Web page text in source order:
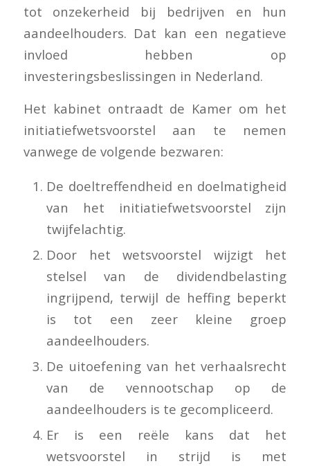
tot onzekerheid bij bedrijven en hun
aandeelhouders. Dat kan een negatieve
invloed hebben op
investeringsbeslissingen in Nederland.
Het kabinet ontraadt de Kamer om het
initiatiefwetsvoorstel aan te nemen
vanwege de volgende bezwaren:
De doeltreffendheid en doelmatigheid
van het initiatiefwetsvoorstel zijn
twijfelachtig.
Door het wetsvoorstel wijzigt het
stelsel van de dividendbelasting
ingrijpend, terwijl de heffing beperkt
is tot een zeer kleine groep
aandeelhouders.
De uitoefening van het verhaalsrecht
van de vennootschap op de
aandeelhouders is te gecompliceerd.
Er is een reële kans dat het
wetsvoorstel in strijd is met